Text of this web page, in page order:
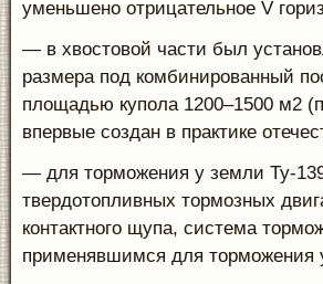
уменьшено отрицательное V
— в хвостовой части был
размера под комбинированный
площадью купола 1200–1500 м2
впервые создан в практике
— для торможения у земли Ту-
твердотопливных тормозных
контактного щупа, система
применявшимся для торможения